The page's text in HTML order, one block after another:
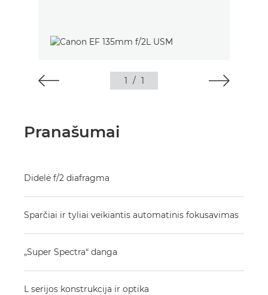
1 / 1
Pranašumai
Didelė f/2 diafragma
Sparčiai ir tyliai veikiantis automatinis fokusavimas
„Super Spectra“ danga
L serijos konstrukcija ir optika